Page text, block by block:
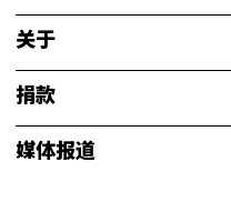
关于
捐款
媒体报道